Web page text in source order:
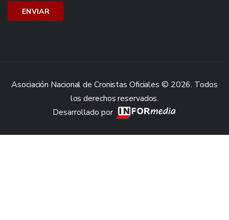
Asociación Nacional de Cronistas Oficiales © 2026. Todos
los derechos reservados.
Desarrollado por